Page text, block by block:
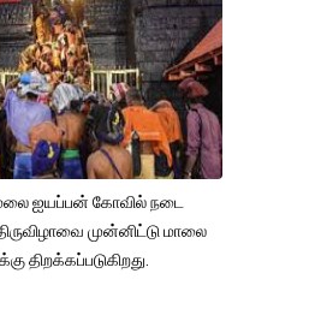
ஐயப்பன் கோவில் நடை
முன்னிட்டு மாலை
திறக்கப்படுகிறது.